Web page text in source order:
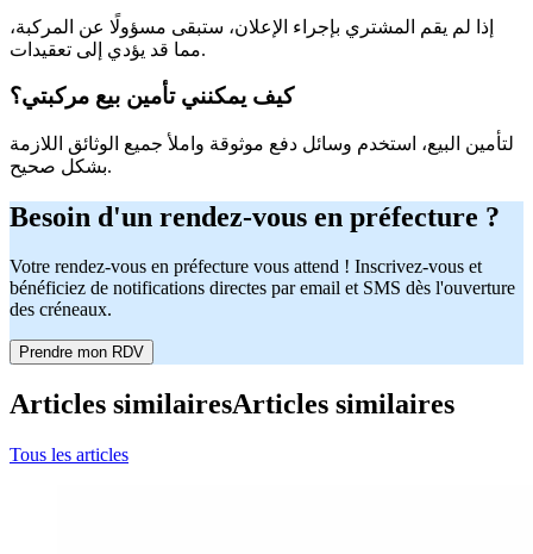
إذا لم يقم المشتري بإجراء الإعلان، ستبقى مسؤولًا عن المركبة،
مما قد يؤدي إلى تعقيدات.
كيف يمكنني تأمين بيع مركبتي؟
لتأمين البيع، استخدم وسائل دفع موثوقة واملأ جميع الوثائق اللازمة
بشكل صحيح.
Besoin d'un rendez-vous en préfecture ?
Votre rendez-vous en préfecture vous attend ! Inscrivez-vous et
bénéficiez de notifications directes par email et SMS dès l'ouverture
des créneaux.
Prendre mon RDV
Articles similairesArticles similaires
Tous les articles